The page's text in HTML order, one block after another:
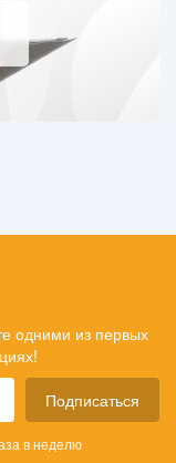
одними из первых
Подписаться
в неделю